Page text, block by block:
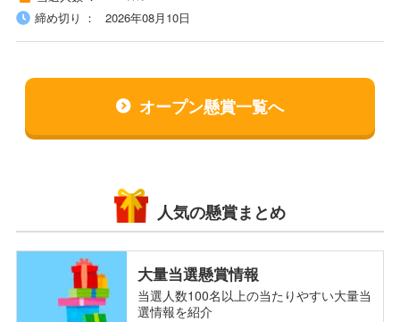
締め切り
2026年08月10日
オープン懸賞一覧へ
人気の懸賞まとめ
大量当選懸賞情報
当選人数100名以上の当たりやすい大量当
選情報を紹介